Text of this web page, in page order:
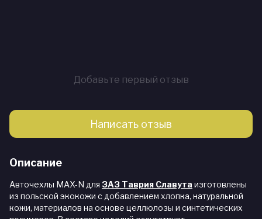
Добавьте первый отзыв
Написать отзыв
Описание
Авточехлы MAX-N для ЗАЗ Таврия Славута изготовлены
из польской экокожи с добавлением хлопка, натуральной
кожи, материалов на основе целлюлозы и синтетических